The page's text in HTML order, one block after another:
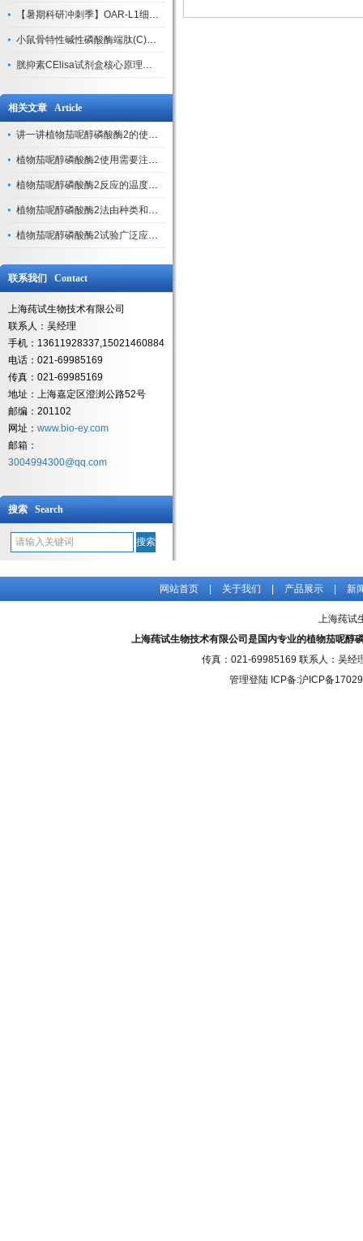
【暑期科研冲刺季】OAR-L1细胞专用培养基特惠，助力实验高效突破
小鼠骨特性碱性磷酸酶端肽(C)elisa试剂盒大促，骨科研人速囤
胱抑素CElisa试剂盒核心原理、产品特性与全流程操作规范详解
相关文章 Article
讲一讲植物茄呢醇磷酸酶2的使用规程
植物茄呢醇磷酸酶2使用需要注意以下几点
植物茄呢醇磷酸酶2反应的温度和时间
植物茄呢醇磷酸酶2法由种类和变化可分为以下几种
植物茄呢醇磷酸酶2试验广泛应用于测定抗体和抗原
联系我们 Contact
上海莼试生物技术有限公司
联系人：吴经理
手机：13611928337,15021460884
电话：021-69985169
传真：021-69985169
地址：上海嘉定区澄浏公路52号
邮编：201102
网址： www.bio-ey.com
邮箱：
3004994300@qq.com
搜索 Search
网站首页 关于我们 产品展示 新
上海莼试
上海莼试生物技术有限公司是国内专业的植物茄呢醇
传真：021-69985169 联系人：吴经
管理登陆 ICP备:沪ICP备